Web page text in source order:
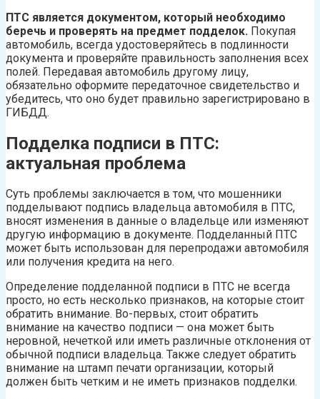
ПТС является документом, который необходимо
беречь и проверять на предмет подделок. Покупая
автомобиль, всегда удостоверяйтесь в подлинности
документа и проверяйте правильность заполнения всех
полей. Передавая автомобиль другому лицу,
обязательно оформите передаточное свидетельство и
убедитесь, что оно будет правильно зарегистрировано в
ГИБДД.
Подделка подписи в ПТС:
актуальная проблема
Суть проблемы заключается в том, что мошенники
подделывают подпись владельца автомобиля в ПТС,
вносят изменения в данные о владельце или изменяют
другую информацию в документе. Подделанный ПТС
может быть использован для перепродажи автомобиля
или получения кредита на него.
Определение подделанной подписи в ПТС не всегда
просто, но есть несколько признаков, на которые стоит
обратить внимание. Во-первых, стоит обратить
внимание на качество подписи — она может быть
неровной, нечеткой или иметь различные отклонения от
обычной подписи владельца. Также следует обратить
внимание на штамп печати организации, который
должен быть четким и не иметь признаков подделки.